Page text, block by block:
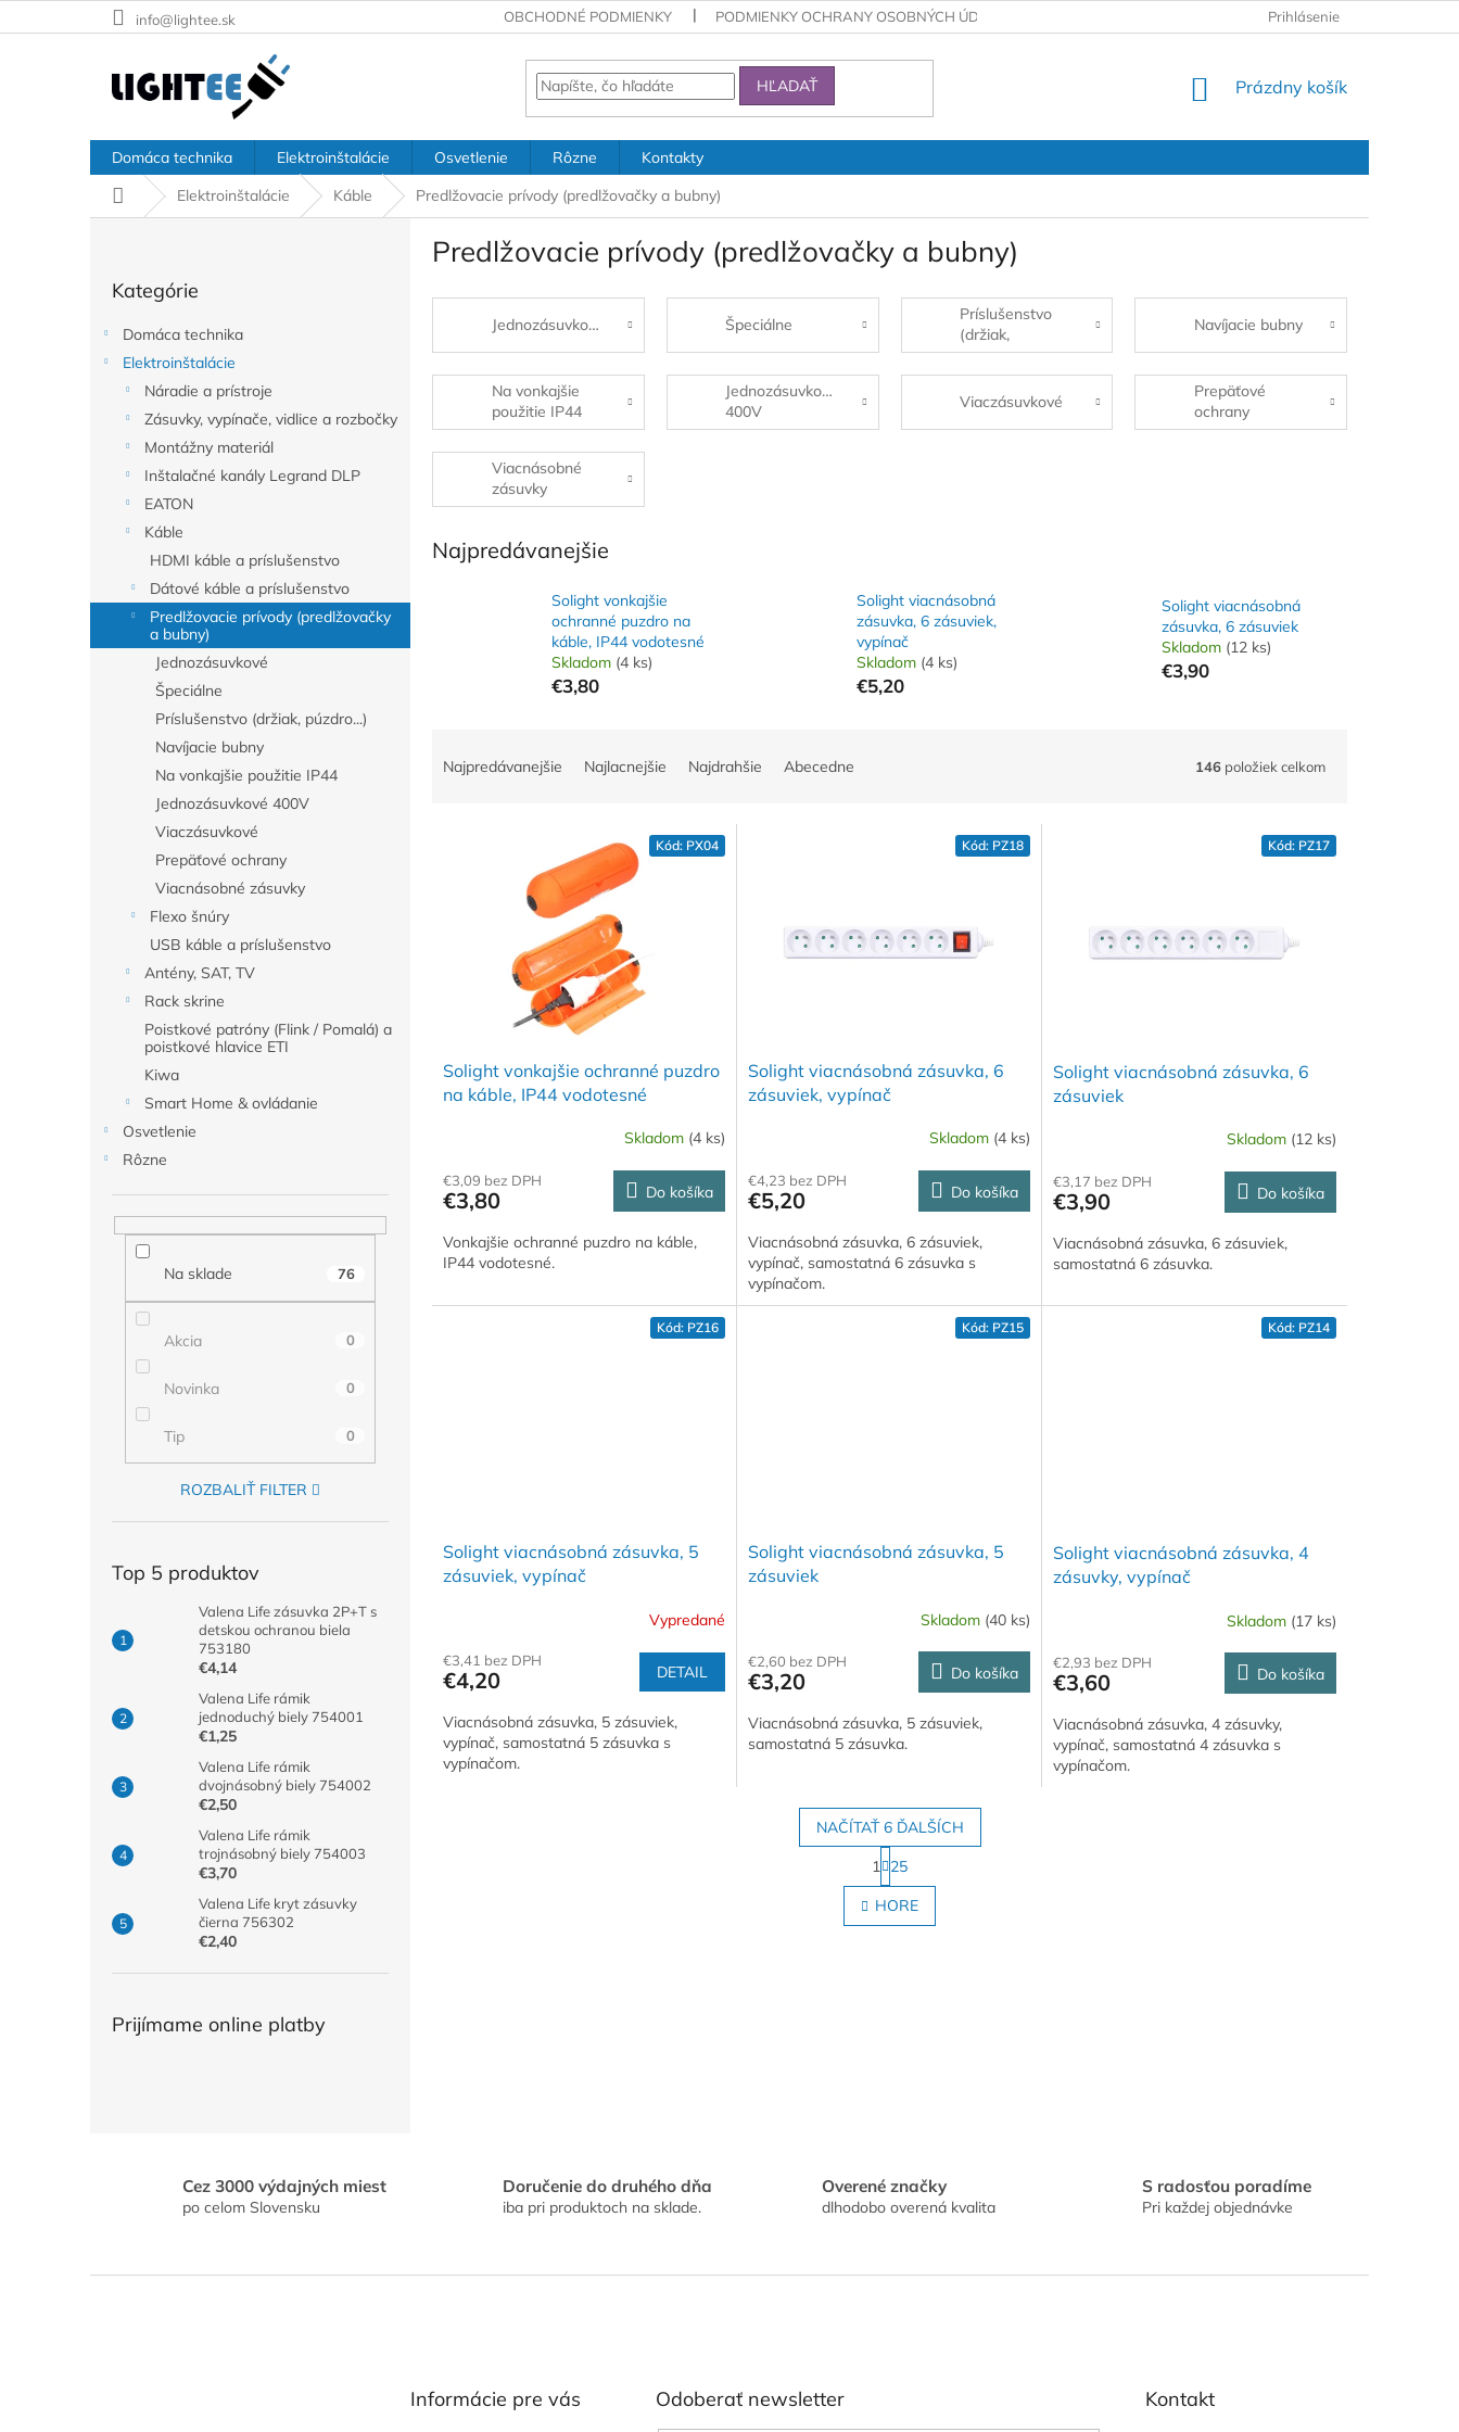
na
info@lightee.sk OBCHODNÉ PODMIENKY PODMIENKY OCHRANY OSOBNÝCH ÚDAJOV Prihlásenie
HĽADAŤ
NÁKUPNÝ
Prázdny košík
Domáca technika Elektroinštalácie Osvetlenie Rôzne
Kontakty
DomovElektroinštalácie Káble Predlžovacie prívody (predlžovačky a bubny)
kategórie
Kategórie
Domáca technika
Elektroinštalácie
Náradie a prístroje
Zásuvky, vypínače, vidlice a rozbočky
Montážny materiál
Inštalačné kanály Legrand DLP
EATON
Káble
HDMI káble a príslušenstvo
Dátové káble a príslušenstvo
Predlžovacie prívody (predlžovačky
a bubny)
Jednozásuvkové
Špeciálne
Príslušenstvo (držiak, púzdro...)
Navíjacie bubny
Na vonkajšie použitie IP44
Jednozásuvkové 400V
Viaczásuvkové
Prepäťové ochrany
Viacnásobné zásuvky
Flexo šnúry
USB káble a príslušenstvo
Antény, SAT, TV
Rack skrine
Poistkové patróny (Flink / Pomalá) a
poistkové hlavice ETI
Kiwa
Smart Home & ovládanie
Osvetlenie
Rôzne
Na sklade 76
Akcia 0
Novinka 0
Tip 0
ROZBALIŤ FILTER
Top 5 produktov
Valena Life zásuvka 2P+T s
detskou ochranou biela
753180
€4,14
Valena Life rámik
jednoduchý biely 754001
€1,25
Valena Life rámik
dvojnásobný biely 754002
€2,50
Valena Life rámik
trojnásobný biely 754003
€3,70
Valena Life kryt zásuvky
čierna 756302
€2,40
Prijímame online platby
Predlžovacie prívody (predlžovačky a bubny)
Jednozásuvkové Špeciálne
Príslušenstvo
(držiak,
púzdro...)
Navíjacie bubny
Na vonkajšie
použitie IP44
Jednozásuvkové
400V
Viaczásuvkové
Prepäťové
ochrany
Viacnásobné
zásuvky
Najpredávanejšie
Solight vonkajšie
ochranné puzdro na
káble, IP44 vodotesné
Skladom (4 ks)
€3,80
Solight viacnásobná
zásuvka, 6 zásuviek,
vypínač
Skladom (4 ks)
€5,20
Solight viacnásobná
zásuvka, 6 zásuviek
Skladom (12 ks)
€3,90
Najpredávanejšie Najlacnejšie Najdrahšie Abecedne 146 položiek celkom
Solight vonkajšie ochranné puzdro
na káble, IP44 vodotesné
Skladom (4 ks)
€3,09 bez DPH
€3,80 Do košíka
Vonkajšie ochranné puzdro na káble,
IP44 vodotesné.
Kód: PX04
Solight viacnásobná zásuvka, 6
zásuviek, vypínač
Skladom (4 ks)
€4,23 bez DPH
€5,20 Do košíka
Viacnásobná zásuvka, 6 zásuviek,
vypínač, samostatná 6 zásuvka s
vypínačom.
Kód: PZ18
Solight viacnásobná zásuvka, 6
zásuviek
Skladom (12 ks)
€3,17 bez DPH
€3,90 Do košíka
Viacnásobná zásuvka, 6 zásuviek,
samostatná 6 zásuvka.
Kód: PZ17
Solight viacnásobná zásuvka, 5
zásuviek, vypínač
Vypredané
€3,41 bez DPH
€4,20 DETAIL
Viacnásobná zásuvka, 5 zásuviek,
vypínač, samostatná 5 zásuvka s
vypínačom.
Kód: PZ16
Solight viacnásobná zásuvka, 5
zásuviek
Skladom (40 ks)
€2,60 bez DPH
€3,20 Do košíka
Viacnásobná zásuvka, 5 zásuviek,
samostatná 5 zásuvka.
Kód: PZ15
Solight viacnásobná zásuvka, 4
zásuvky, vypínač
Skladom (17 ks)
€2,93 bez DPH
€3,60 Do košíka
Viacnásobná zásuvka, 4 zásuvky,
vypínač, samostatná 4 zásuvka s
vypínačom.
Kód: PZ14
O
v
l
ý
p
NAČÍTAŤ 6 ĎALŠÍCH
S
t
r
á
n
1 25
HORE
Cez 3000 výdajných miest
po celom Slovensku
Doručenie do druhého dňa
iba pri produktoch na sklade.
Overené značky
dlhodobo overená kvalita
S radosťou poradíme
Pri každej objednávke
Informácie pre vás Odoberať newsletter Kontakt